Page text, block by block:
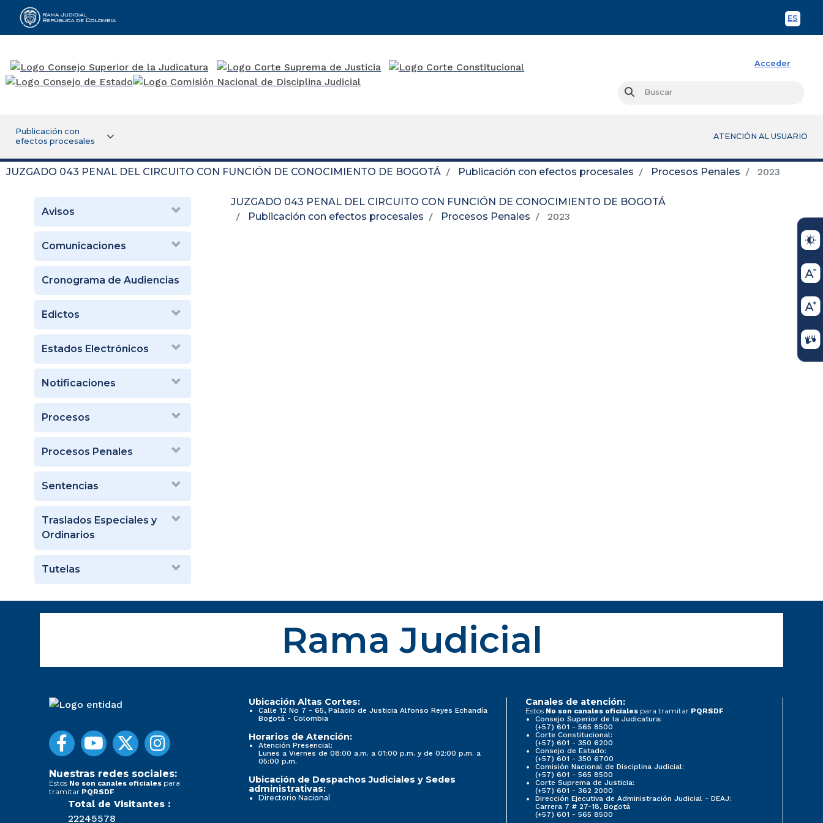
ES
Rama Judicial
Acceder
Buscar
Publicación con
efectos procesales
ATENCIÓN AL USUARIO
JUZGADO 043 PENAL DEL CIRCUITO CON FUNCIÓN DE CONOCIMIENTO DE BOGOTÁ Publicación con efectos procesales Procesos Penales 2023
Avisos
Comunicaciones
Cronograma de Audiencias
Edictos
Estados Electrónicos
Notificaciones
Procesos
Procesos Penales
Sentencias
Traslados Especiales y
Ordinarios
Tutelas
JUZGADO 043 PENAL DEL CIRCUITO CON FUNCIÓN DE CONOCIMIENTO DE BOGOTÁ
Publicación con efectos procesales
Procesos Penales 2023
Rama Judicial
Nuestras redes sociales:
Estos No son canales oficiales para
tramitar PQRSDF
Total de Visitantes :
22245578
Ubicación Altas Cortes:
Calle 12 No 7 - 65, Palacio de Justicia Alfonso Reyes Echandía
Bogotá - Colombia
Horarios de Atención:
Atención Presencial:
Lunes a Viernes de 08:00 a.m. a 01:00 p.m. y de 02:00 p.m. a
05:00 p.m.
Ubicación de Despachos Judiciales y Sedes
administrativas:
Directorio Nacional
Canales de atención:
Estos No son canales oficiales para tramitar PQRSDF
Consejo Superior de la Judicatura:
(+57) 601 - 565 8500
Corte Constitucional:
(+57) 601 - 350 6200
Consejo de Estado:
(+57) 601 - 350 6700
Comisión Nacional de Disciplina Judicial:
(+57) 601 - 565 8500
Corte Suprema de Justicia:
(+57) 601 - 362 2000
Dirección Ejecutiva de Administración Judicial - DEAJ:
Carrera 7 # 27-18, Bogotá
(+57) 601 - 565 8500